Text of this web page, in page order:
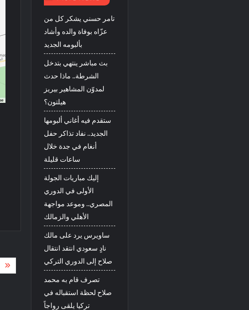
تامر حسني يشكر كل من
عزّاه بوفاة والده وأشاد
بألبومه الجديد
بث مباشر ينتهي بتدخل
الشرطة.. ماذا حدث
لمدوّن المشاهير بيريز
هيلتون؟
ستقدم فيه أغاني ألبومها
الجديد.. نفاد تذاكر حفل
أنغام في جدة خلال
ساعات قليلة
إليك مباريات الجولة
الأولى في الدوري
المصري.. وموعد مواجهة
الأهلي والزمالك
ساويرس يرد على مالك
نادٍ سعودي انتقد انتقال
صلاح إلى الدوري التركي
تصرف قام به محمد
صلاح لحظة استقباله في
تركيا يلقى رواجاً